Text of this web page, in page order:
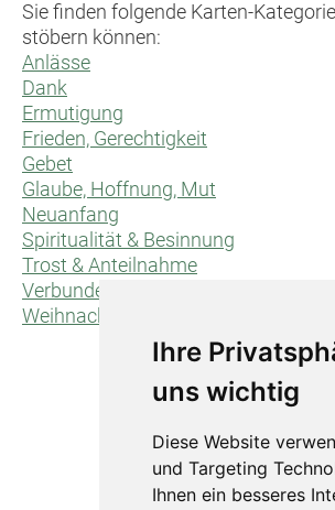
Ihre
uns wichtig
Diese Website
und Targeting
Ihnen ein besseres
Sie finden folgende Karten-
stöbern können:
Anlässe
Dank
Ermutigung
Frieden, Gerechtigkeit
Gebet
Glaube, Hoffnung, Mut
Neuanfang
Spiritualität & Besinnung
Trost & Anteilnahme
Verbundenheit/für dich/für uns
Weihnachten